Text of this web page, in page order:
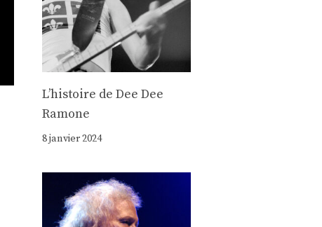
Lʼhistoire de Dee Dee
Ramone
8 janvier 2024